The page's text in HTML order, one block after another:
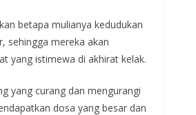
betapa mulianya kedudukan
sehingga mereka akan
yang istimewa di akhirat kelak.
yang curang dan mengurangi
dosa yang besar dan